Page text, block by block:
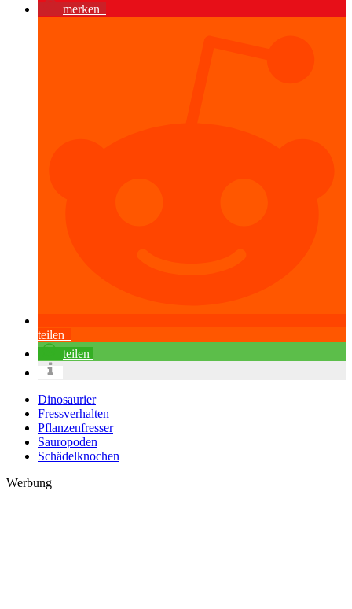
merken
teilen
teilen
Dinosaurier
Fressverhalten
Pflanzenfresser
Sauropoden
Schädelknochen
Werbung